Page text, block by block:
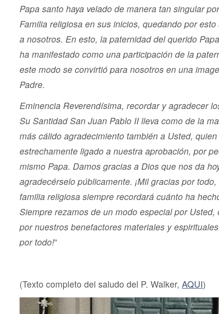
Papa santo haya velado de manera tan singular
Familia religiosa en sus inicios, quedando por
a nosotros. En esto, la paternidad del querido
ha manifestado como una participación de la
este modo se convirtió para nosotros en una
Padre.
Eminencia Reverendísima, recordar y agradecer
Su Santidad San Juan Pablo II lleva como de la
más cálido agradecimiento también a Usted,
estrechamente ligado a nuestra aprobación, por
mismo Papa. Damos gracias a Dios que nos da
agradecérselo públicamente. ¡Mil gracias por
familia religiosa siempre recordará cuánto ha
Siempre rezamos de un modo especial por
por nuestros benefactores materiales y
por todo!”
(Texto completo del saludo del P. Walker, AQUI)